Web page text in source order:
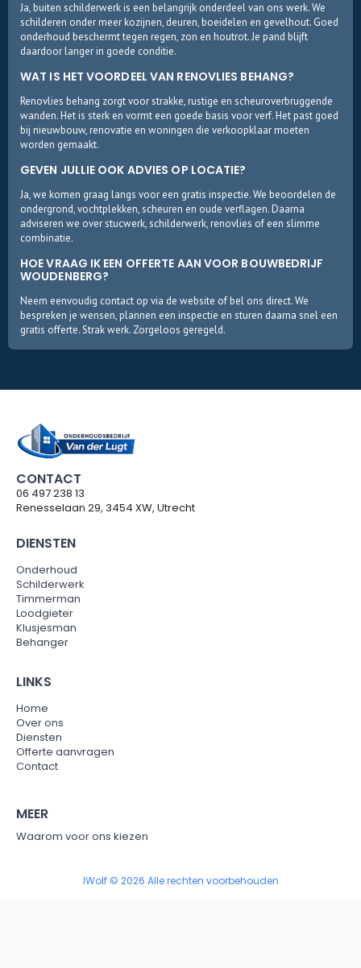
Ja, buiten schilderwerk is een belangrijk onderdeel van ons werk. We
schilderen onder meer kozijnen, deuren, boeidelen en gevelhout. Goed
onderhoud beschermt tegen regen, zon en houtrot. Je pand blijft
daardoor langer in goede conditie.
WAT IS HET VOORDEEL VAN RENOVLIES BEHANG?
Renovlies behang zorgt voor strakke, rustige en scheuroverbruggende
wanden. Het is sterk en vormt een goede basis voor verf. Het past goed
bij nieuwbouw, renovatie en woningen die verkoopklaar moeten
worden gemaakt.
GEVEN JULLIE OOK ADVIES OP LOCATIE?
Ja, we komen graag langs voor een gratis inspectie. We beoordelen de
ondergrond, vochtplekken, scheuren en oude verflagen. Daarna
adviseren we over stucwerk, schilderwerk, renovlies of een slimme
combinatie.
HOE VRAAG IK EEN OFFERTE AAN VOOR BOUWBEDRIJF
WOUDENBERG?
Neem eenvoudig contact op via de website of bel ons direct. We
bespreken je wensen, plannen een inspectie en sturen daarna snel een
gratis offerte. Strak werk. Zorgeloos geregeld.
CONTACT
06 497 238 13
Renesselaan 29, 3454 XW, Utrecht
DIENSTEN
Onderhoud
Schilderwerk
Timmerman
Loodgieter
Klusjesman
Behanger
LINKS
Home
Over ons
Diensten
Offerte aanvragen
Contact
MEER
Waarom voor ons kiezen
IWolf © 2026 Alle rechten voorbehouden